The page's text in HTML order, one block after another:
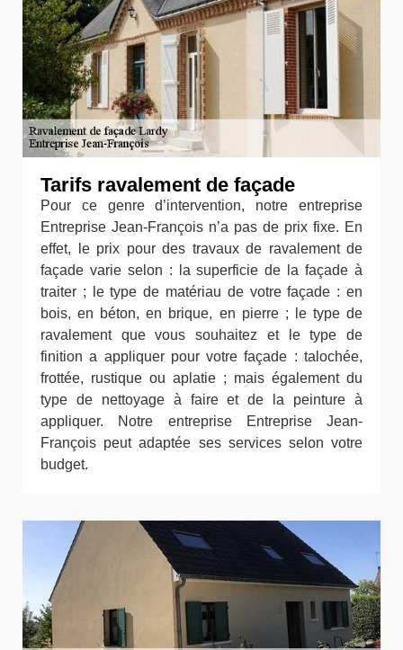
Tarifs ravalement de façade
Pour ce genre d’intervention, notre entreprise
Entreprise Jean-François n’a pas de prix fixe. En
effet, le prix pour des travaux de ravalement de
façade varie selon : la superficie de la façade à
traiter ; le type de matériau de votre façade : en
bois, en béton, en brique, en pierre ; le type de
ravalement que vous souhaitez et le type de
finition a appliquer pour votre façade : talochée,
frottée, rustique ou aplatie ; mais également du
type de nettoyage à faire et de la peinture à
appliquer. Notre entreprise Entreprise Jean-
François peut adaptée ses services selon votre
budget.